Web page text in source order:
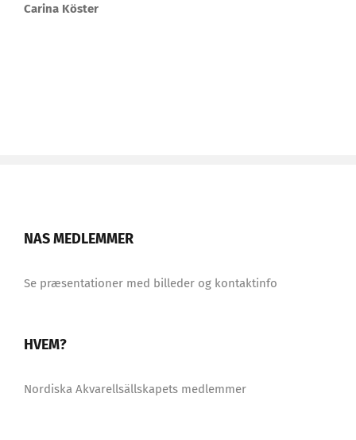
Carina Köster
NAS MEDLEMMER
Se præsentationer med billeder og kontaktinfo
HVEM?
Nordiska Akvarellsällskapets medlemmer